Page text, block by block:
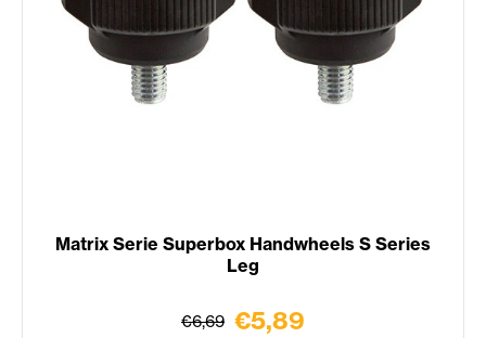
Matrix Serie Superbox Handwheels S Series
Leg
€6,69 €5,89